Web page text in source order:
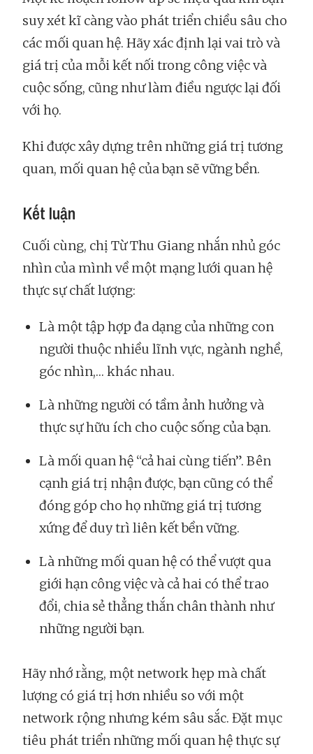
suy xét kĩ càng vào phát triển chiều sâu cho
các mối quan hệ. Hãy xác định lại vai trò và
giá trị của mỗi kết nối trong công việc và
cuộc sống, cũng như làm điều ngược lại đối
với họ.
Khi được xây dựng trên những giá trị tương
quan, mối quan hệ của bạn sẽ vững bền.
Kết luận
Cuối cùng, chị Từ Thu Giang nhắn nhủ góc
nhìn của mình về một mạng lưới quan hệ
thực sự chất lượng:
Là một tập hợp đa dạng của những con
người thuộc nhiều lĩnh vực, ngành nghề,
góc nhìn,… khác nhau.
Là những người có tầm ảnh hưởng và
thực sự hữu ích cho cuộc sống của bạn.
Là mối quan hệ “cả hai cùng tiến”. Bên
cạnh giá trị nhận được, bạn cũng có thể
đóng góp cho họ những giá trị tương
xứng để duy trì liên kết bền vững.
Là những mối quan hệ có thể vượt qua
giới hạn công việc và cả hai có thể trao
đổi, chia sẻ thẳng thắn chân thành như
những người bạn.
Hãy nhớ rằng, một network hẹp mà chất
lượng có giá trị hơn nhiều so với một
network rộng nhưng kém sâu sắc. Đặt mục
tiêu phát triển những mối quan hệ thực sự